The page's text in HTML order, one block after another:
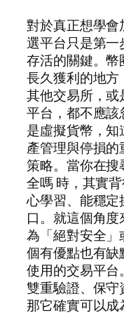
對於真正想學會
選平台只是第
存活的關鍵。
長久獲利的地方
其他交易所，
平台，都不應
是虛擬貨幣，
產管理與停損
策略。當你在搜
全嗎 時，其實
心學習、能穩定
口。就這個角
為「絕對安全
個有優點也有
使用的交易平台
雙重驗證、保守
那它確實可以成